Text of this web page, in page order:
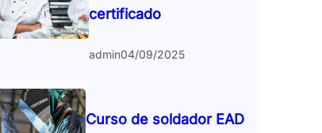
certificado
admin04/09/2025
Curso de soldador EAD